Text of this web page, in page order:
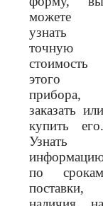
можете
узнать
точную
стоимость
этого
прибора,
заказать или
купить его.
Узнать
по срокам
поставки,